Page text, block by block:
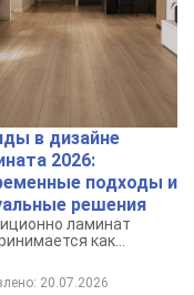
в дизайне
2026:
подходы и
решения
ламинат
как
для пола.
20.07.2026